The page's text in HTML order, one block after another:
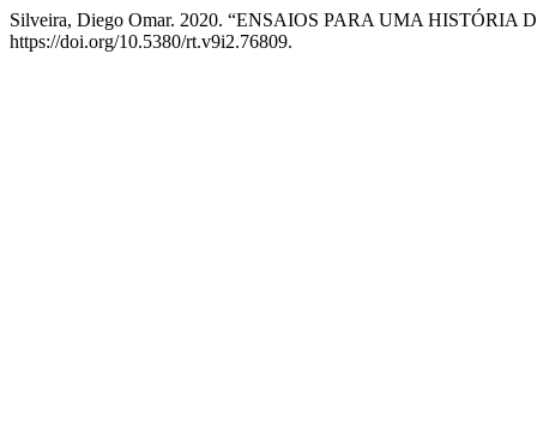
Silveira, Diego Omar. 2020. “ENSAIOS PARA UMA HISTÓRIA
https://doi.org/10.5380/rt.v9i2.76809.